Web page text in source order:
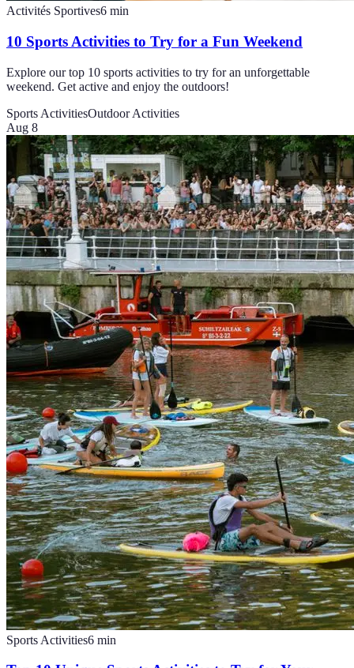
Activités Sportives6 min
10 Sports Activities to Try for a Fun Weekend
Explore our top 10 sports activities to try for an unforgettable
weekend. Get active and enjoy the outdoors!
Sports ActivitiesOutdoor Activities
Aug 8
Sports Activities6 min